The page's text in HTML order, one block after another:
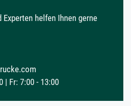
Experten helfen Ihnen gerne
| Fr: 7:00 - 13:00